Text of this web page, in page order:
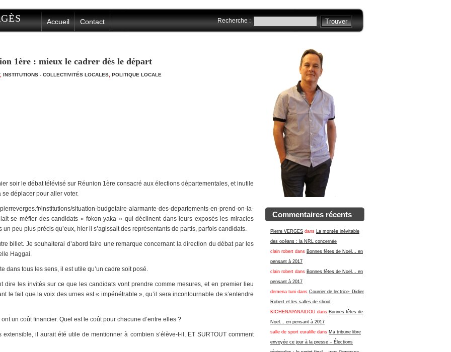
Accueil Contact Recherche :
Commentaires récents
Pierre VERGES dans La montée inévitable
des océans : la NRL concernée
clain robert dans Bonnes fêtes de Noël… en
pensant à 2017
clain robert dans Bonnes fêtes de Noël… en
pensant à 2017
demena tuni dans Courrier de lectrice- Didier
Robert et les salles de shoot
KICHENAPANAIDOU dans Bonnes fêtes de
Noël… en pensant à 2017
salle de sport euralille dans Ma tribune libre
envoyée ce jour à la presse – Élections
1ère : mieux le cadrer dès le départ
, INSTITUTIONS - COLLECTIVITÉS LOCALES POLITIQUE LOCALE
soir le débat télévisé sur Réunion 1ère consacré aux élections départementales, et inutile
se déplacer pour aller voter.
institutions/situation-budgetaire-alarmante-des-departements-en-prend-on-la-
se méfier des candidats « fokon-yaka » qui déclinent dans leurs exposés les miracles
un peu plus précis qu’eux, hier il s’agissait des représentants de partis, parfois candidats.
billet. Je souhaiterai d’abord faire une remarque concernant la direction du débat par les
Haggai.
dans tous les sens, il est utile qu’un cadre soit posé.
dire les invités sur ce que les candidats vont prendre comme mesures, et en premier lieu
le fait que la voix des urnes est « impénétrable », qu’il sera incontournable de s’entendre
un coût financier. Quel est le coût pour chacune d’entre elles ?
il aurait été utile de mentionner à combien s’élève-t-il, ET SURTOUT comment